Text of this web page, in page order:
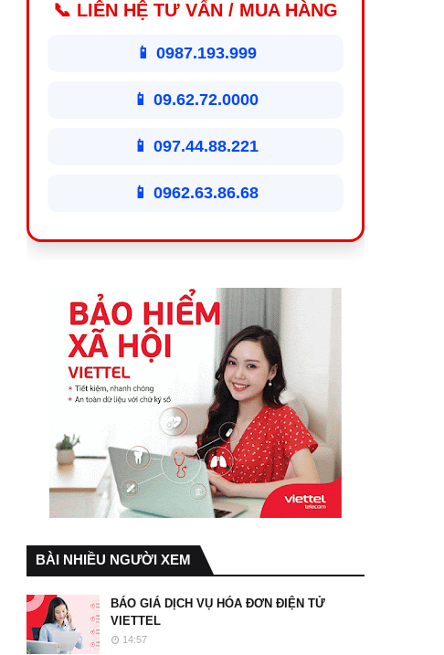
📞 LIÊN HỆ TƯ VẤN / MUA HÀNG
📱 0987.193.999
📱 09.62.72.0000
📱 097.44.88.221
📱 0962.63.86.68
BÀI NHIỀU NGƯỜI XEM
BÁO GIÁ DỊCH VỤ HÓA ĐƠN ĐIỆN TỬ
VIETTEL
14:57